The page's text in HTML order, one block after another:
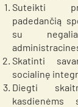
Suteikti
padedančią
su
Skatinti
socialinę
Diegti